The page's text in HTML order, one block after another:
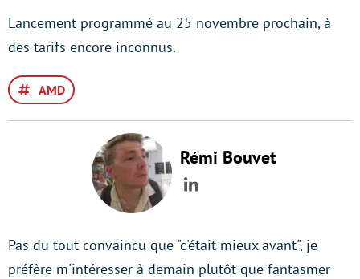
Lancement programmé au 25 novembre prochain, à
des tarifs encore inconnus.
AMD
Rémi Bouvet
LinkedIn
Pas du tout convaincu que "c'était mieux avant", je
préfère m'intéresser à demain plutôt que fantasmer